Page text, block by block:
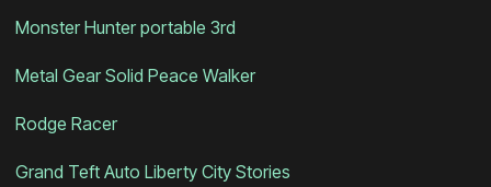
Monster Hunter portable 3rd
Metal Gear Solid Peace Walker
Rodge Racer
Grand Teft Auto Liberty City Stories